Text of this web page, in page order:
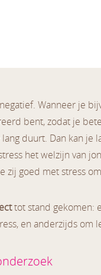
Wanneer je
bent, zodat je
duurt. Dan kan
het welzijn van
zij goed met stress
tot stand gekomen:
en anderzijds